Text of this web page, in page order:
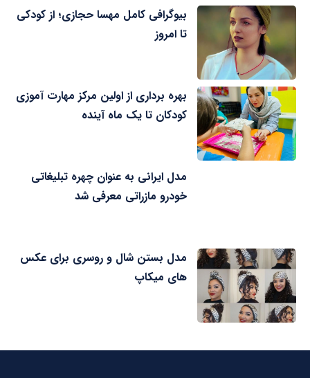
بیوگرافی کامل مهسا حجازی؛ از کودکی
تا امروز
بهره برداری از اولین مرکز مهارت آموزی
کودکان تا یک ماه آینده
مدل ایرانی به عنوان چهره تبلیغاتی
خودرو مازراتی معرفی شد
مدل بستن شال و روسری برای عکس
های میکاپ